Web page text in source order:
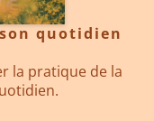
quotidien
la pratique de la